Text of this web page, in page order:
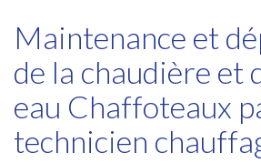
Maintenance et
de la chaudière et
eau Chaffoteaux
technicien